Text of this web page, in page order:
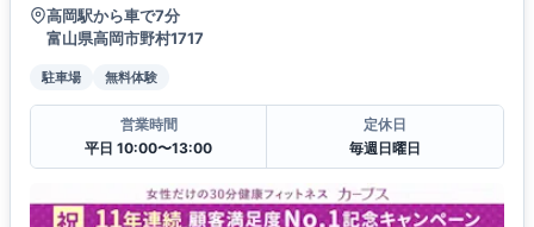
高岡駅から車で7分
富山県高岡市野村1717
駐車場 無料体験
営業時間
平日 10:00〜13:00
定休日
毎週日曜日